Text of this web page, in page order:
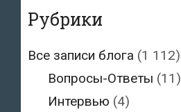
Рубрики
Все записи блога (1 112)
Вопросы-Ответы (11)
Интервью (4)